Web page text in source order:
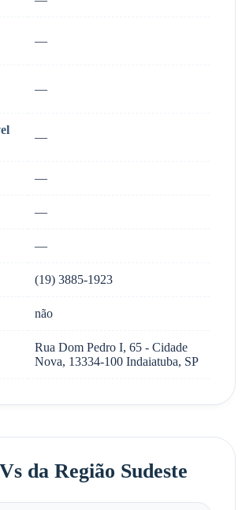
—
—
—
—
—
—
(19) 3885-1923
não
Rua Dom Pedro I, 65 - Cidade
Nova, 13334-100 Indaiatuba, SP
da Região Sudeste